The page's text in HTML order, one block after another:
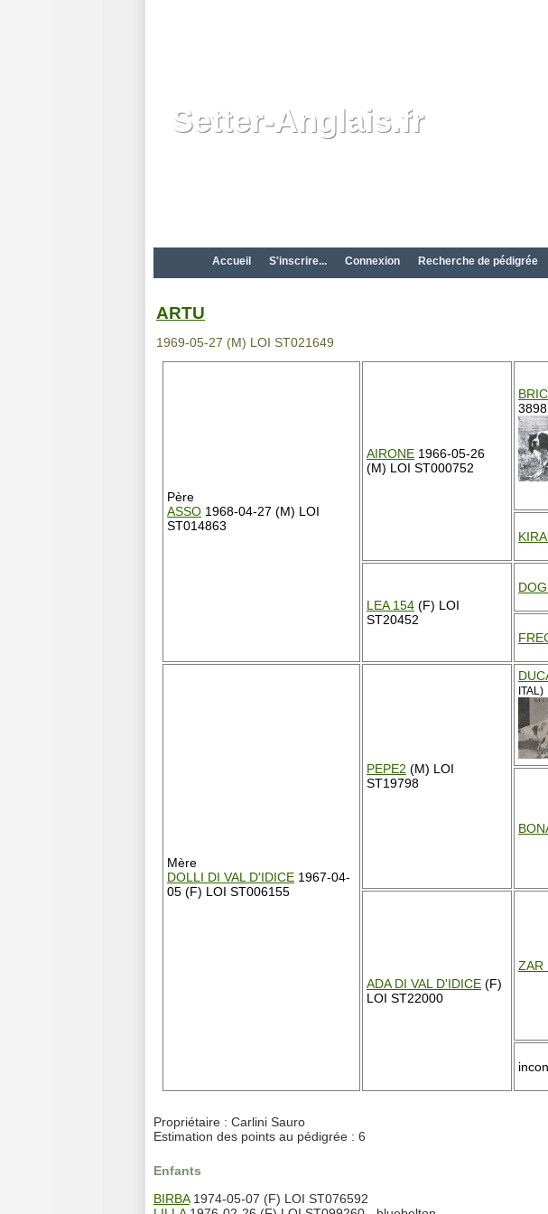
Setter-Anglais.fr
Accueil S'inscrire... Connexion Recherche de pédigrée
ARTU
1969-05-27 (M) LOI ST021649
Père
ASSO 1968-04-27 (M) LOI
ST014863
AIRONE 1966-05-26
(M) LOI ST000752
LEA 154 (F) LOI
ST20452
Mère
DOLLI DI VAL D'IDICE 1967-04-
05 (F) LOI ST006155
PEPE2 (M) LOI
ST19798
ITAL)
ADA DI VAL D'IDICE (F)
LOI ST22000
ZAR
Propriétaire : Carlini Sauro
Estimation des points au pédigrée : 6
Enfants
BIRBA1974-05-07 (F) LOI ST076592